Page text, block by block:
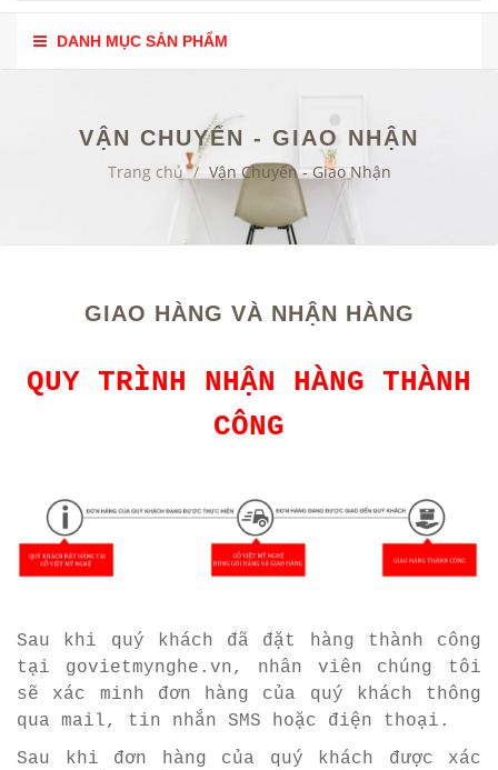
DANH MỤC SẢN PHẨM
VẬN CHUYỂN - GIAO NHẬN
Trang chủ / Vận Chuyển - Giao Nhận
GIAO HÀNG VÀ NHẬN HÀNG
QUY TRÌNH NHẬN HÀNG THÀNH
CÔNG
Sau khi quý khách đã đặt hàng thành công
tại govietmynghe.vn, nhân viên chúng tôi
sẽ xác minh đơn hàng của quý khách thông
qua mail, tin nhắn SMS hoặc điện thoại.
Sau khi đơn hàng của quý khách được xác